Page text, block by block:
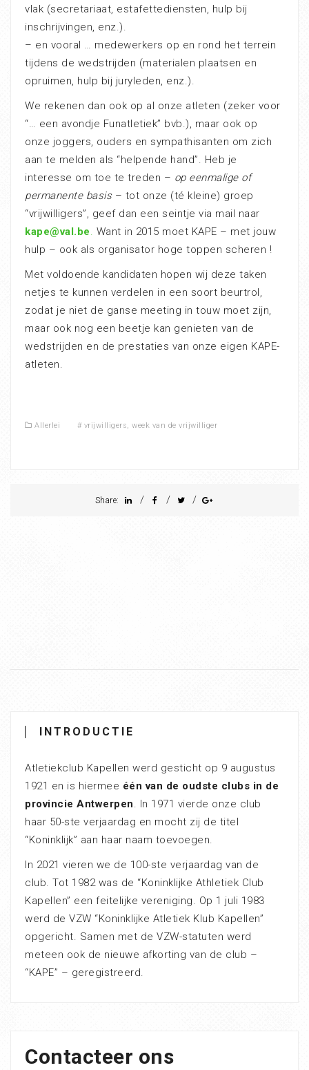
vlak (secretariaat, estafettediensten, hulp bij
inschrijvingen, enz.).
– en vooral … medewerkers op en rond het terrein
tijdens de wedstrijden (materialen plaatsen en
opruimen, hulp bij juryleden, enz.).
We rekenen dan ook op al onze atleten (zeker voor
“… een avondje Funatletiek” bvb.), maar ook op
onze joggers, ouders en sympathisanten om zich
aan te melden als “helpende hand”. Heb je
interesse om toe te treden – op eenmalige of
permanente basis– tot onze (té kleine) groep
“vrijwilligers”, geef dan een seintje via mail naar
kape@val.be. Want in 2015 moet KAPE – met jouw
hulp – ook als organisator hoge toppen scheren !
Met voldoende kandidaten hopen wij deze taken
netjes te kunnen verdelen in een soort beurtrol,
zodat je niet de ganse meeting in touw moet zijn,
maar ook nog een beetje kan genieten van de
wedstrijden en de prestaties van onze eigen KAPE-
atleten.
Allerlei # vrijwilligers, week van de vrijwilliger
Share: / / /
INTRODUCTIE
Atletiekclub Kapellen werd gesticht op 9 augustus
1921 en is hiermee één van de oudste clubs in de
provincie Antwerpen. In 1971 vierde onze club
haar 50-ste verjaardag en mocht zij de titel
“Koninklijk” aan haar naam toevoegen.
In 2021 vieren we de 100-ste verjaardag van de
club. Tot 1982 was de “Koninklijke Athletiek Club
Kapellen” een feitelijke vereniging. Op 1 juli 1983
werd de VZW “Koninklijke Atletiek Klub Kapellen”
opgericht. Samen met de VZW-statuten werd
meteen ook de nieuwe afkorting van de club –
“KAPE” – geregistreerd.
Contacteer ons